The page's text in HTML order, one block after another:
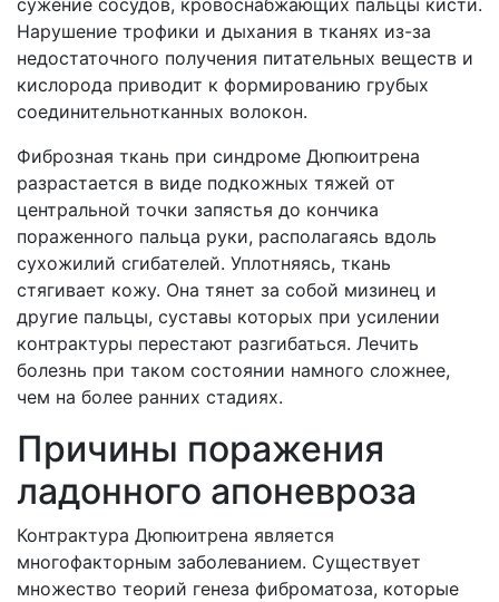
Нарушение трофики и дыхания в тканях из-за
недостаточного получения питательных веществ и
кислорода приводит к формированию грубых
соединительнотканных волокон.
Фиброзная ткань при синдроме Дюпюитрена
разрастается в виде подкожных тяжей от
центральной точки запястья до кончика
пораженного пальца руки, располагаясь вдоль
сухожилий сгибателей. Уплотняясь, ткань
стягивает кожу. Она тянет за собой мизинец и
другие пальцы, суставы которых при усилении
контрактуры перестают разгибаться. Лечить
болезнь при таком состоянии намного сложнее,
чем на более ранних стадиях.
Причины поражения
ладонного апоневроза
Контрактура Дюпюитрена является
многофакторным заболеванием. Существует
множество теорий генеза фиброматоза, которые